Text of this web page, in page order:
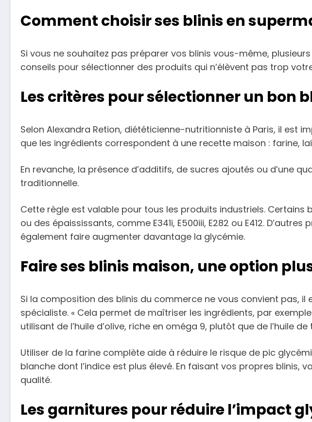
Comment choisir ses blinis en
Si vous ne souhaitez pas préparer vos blinis vous-même,
conseils pour sélectionner des produits qui n’élèvent pas trop
Les critères pour sélectionner un bon
Selon Alexandra Retion, diététicienne-nutritionniste à Paris, il est
que les ingrédients correspondent à une recette maison : farine,
En revanche, la présence d’additifs, de sucres ajoutés ou d’une
traditionnelle.
Cette règle est valable pour tous les produits industriels.
ou des épaississants, comme E341i, E500iii, E282 ou E412.
également faire augmenter davantage la glycémie.
Faire ses blinis maison, une option
Si la composition des blinis du commerce ne vous convient pas, il
spécialiste. « Cela permet de maîtriser les ingrédients, par
utilisant de l’huile d’olive, riche en oméga 9, plutôt que de l’huile
Utiliser de la farine complète aide à réduire le risque de pic
blanche dont l’indice est plus élevé. En faisant vos propres blinis,
qualité.
Les garnitures pour réduire l’impact